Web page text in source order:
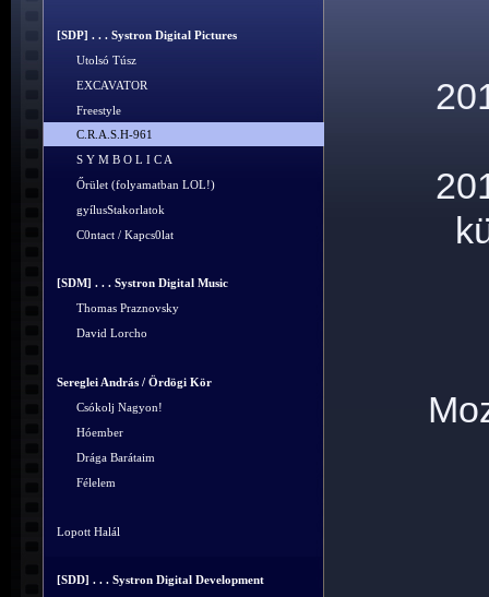
[SDP] . . . Systron Digital Pictures
Utolsó Túsz
EXCAVATOR
Freestyle
C.R.A.S.H-961
S Y M B O L I C A
Őrület (folyamatban LOL!)
gyílusStakorlatok
C0ntact / Kapcs0lat
[SDM] . . . Systron Digital Music
Thomas Praznovsky
David Lorcho
Sereglei András / Ördögi Kör
Csókolj Nagyon!
Hóember
Drága Barátaim
Félelem
Lopott Halál
[SDD] . . . Systron Digital Development